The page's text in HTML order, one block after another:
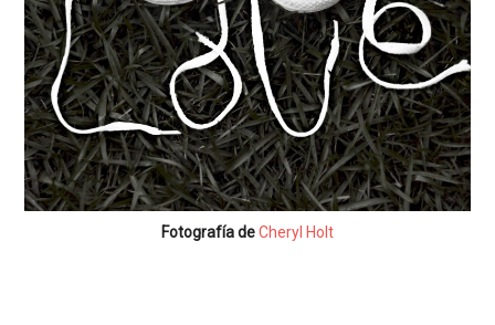
Fotografía deCheryl Holt